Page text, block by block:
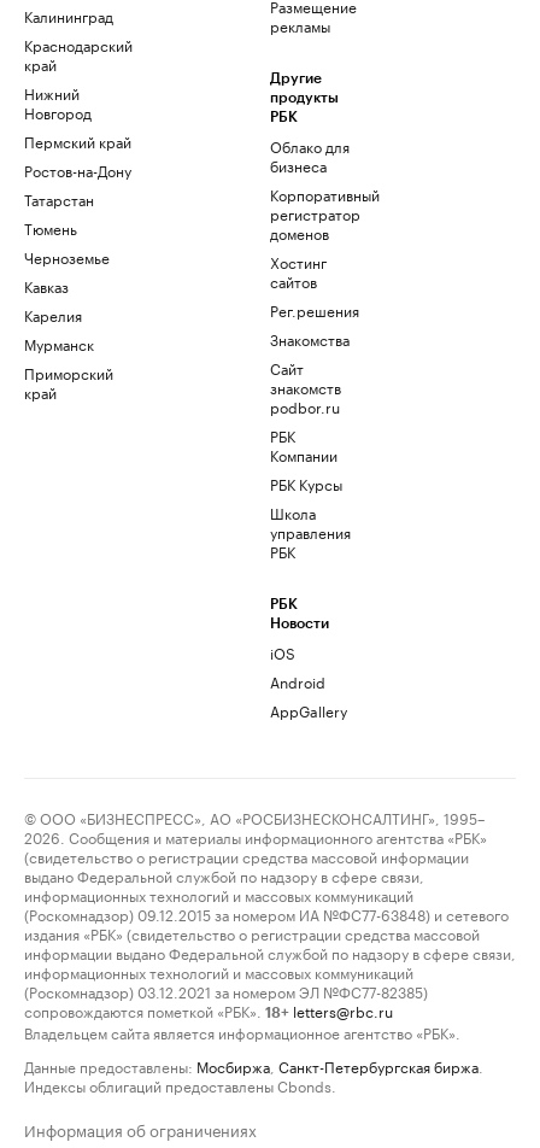
Калининград
Краснодарский
край
Нижний
Новгород
Пермский край
Ростов-на-Дону
Татарстан
Тюмень
Черноземье
Кавказ
Карелия
Мурманск
Приморский
край
Размещение
рекламы
Другие
продукты
РБК
Облако для
бизнеса
Корпоративный
регистратор
доменов
Хостинг
сайтов
Рег.решения
Знакомства
Сайт
знакомств
podbor.ru
РБК
Компании
РБК Курсы
Школа
управления
РБК
РБК
Новости
iOS
Android
AppGallery
© ООО «БИЗНЕСПРЕСС», АО «РОСБИЗНЕСКОНСАЛТИНГ», 1995–
2026. Сообщения и материалы информационного агентства «РБК»
(свидетельство о регистрации средства массовой информации
выдано Федеральной службой по надзору в сфере связи,
информационных технологий и массовых коммуникаций
(Роскомнадзор) 09.12.2015 за номером ИА №ФС77-63848) и сетевого
издания «РБК» (свидетельство о регистрации средства массовой
информации выдано Федеральной службой по надзору в сфере связи,
информационных технологий и массовых коммуникаций
(Роскомнадзор) 03.12.2021 за номером ЭЛ №ФС77-82385)
сопровождаются пометкой «РБК».
18+ letters@rbc.ru
Владельцем сайта является информационное агентство «РБК».
Данные предоставлены: Мосбиржа Санкт-Петербургская биржа
Индексы облигаций предоставлены Cbonds.
Информация об ограничениях